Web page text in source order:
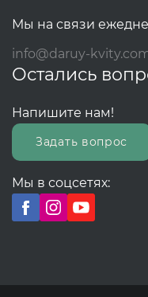
Мы на связи
info@daruy-
Остались
Напишите нам!
Задать вопрос
Мы в соцсетях: